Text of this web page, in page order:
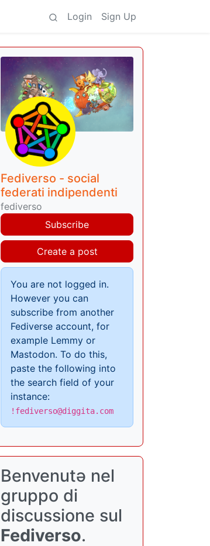
Login Sign Up
Fediverso - social
federati indipendenti
fediverso
Subscribe
Create a post
You are not logged in.
However you can
subscribe from another
Fediverse account, for
example Lemmy or
Mastodon. To do this,
paste the following into
the search field of your
instance:
!fediverso@diggita.com
Benvenutə nel
gruppo di
discussione sul
Fediverso.